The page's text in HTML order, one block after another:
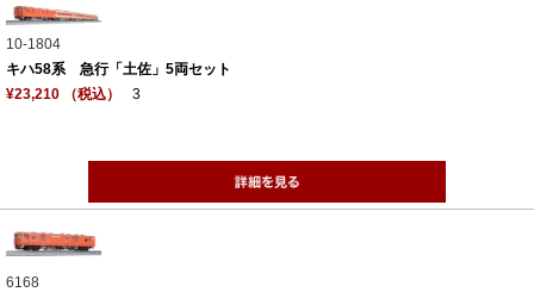
10-1804
キハ58系 急行「土佐」5両セット
¥23,210 （税込）
3
6168